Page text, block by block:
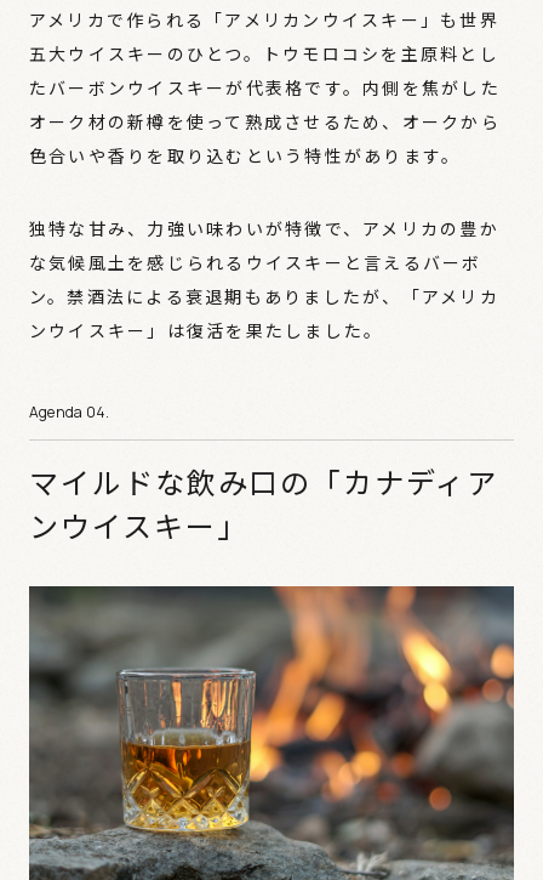
アメリカで作られる「アメリカンウイスキー」も世界
五大ウイスキーのひとつ。トウモロコシを主原料とし
たバーボンウイスキーが代表格です。内側を焦がした
オーク材の新樽を使って熟成させるため、オークから
色合いや香りを取り込むという特性があります。
独特な甘み、力強い味わいが特徴で、アメリカの豊か
な気候風土を感じられるウイスキーと言えるバーボ
ン。禁酒法による衰退期もありましたが、「アメリカ
ンウイスキー」は復活を果たしました。
マイルドな飲み口の「カナディア
ンウイスキー」